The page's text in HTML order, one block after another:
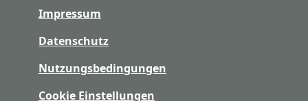
Impressum
Datenschutz
Nutzungsbedingungen
Cookie Einstellungen